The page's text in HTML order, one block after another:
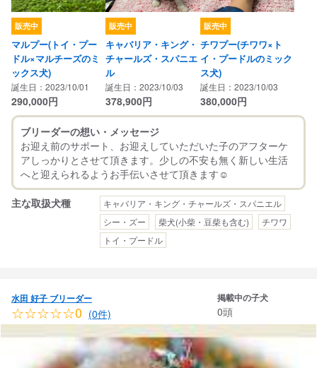
販売中
マルプー(トイ・プー
ドル×マルチーズのミ
ックス犬)
誕生日：2023/10/01
290,000円
販売中
キャバリア・キング・
チャールズ・スパニエ
ル
誕生日：2023/10/03
378,900円
販売中
チワプー(チワワ×ト
イ・プードルのミック
ス犬)
誕生日：2023/10/03
380,000円
ブリーダーの想い・メッセージ
お迎え前のサポート、お迎えしていただいた子のアフターケ
アしっかりとさせて頂きます。少しの不安も無く新しい生活
主な取扱犬種
キャバリア・キング・チャールズ・スパニエル
シー・ズー
柴犬(小柴・豆柴も含む)
チワワ
トイ・プードル
水田 好子 ブリーダー
☆☆☆☆☆0 (0件)
掲載中の子犬
0頭